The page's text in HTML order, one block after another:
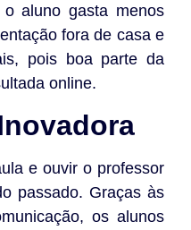
aluno gasta menos
fora de casa e
pois boa parte da
online.
e ouvir o professor
passado. Graças às
os alunos